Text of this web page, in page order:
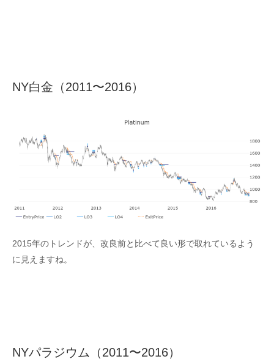
NY白金（2011〜2016）
2015年のトレンドが、改良前と比べて良い形で取れているよう
に見えますね。
NYパラジウム（2011〜2016）